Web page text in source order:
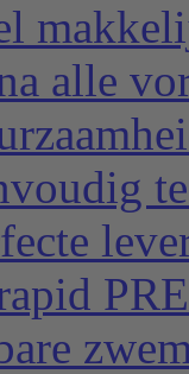
alle